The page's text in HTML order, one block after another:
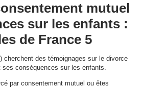
mutuel
sur les enfants :
de France 5
cherchent des témoignages sur le divorce
conséquences sur les enfants.
par consentement mutuel ou êtes